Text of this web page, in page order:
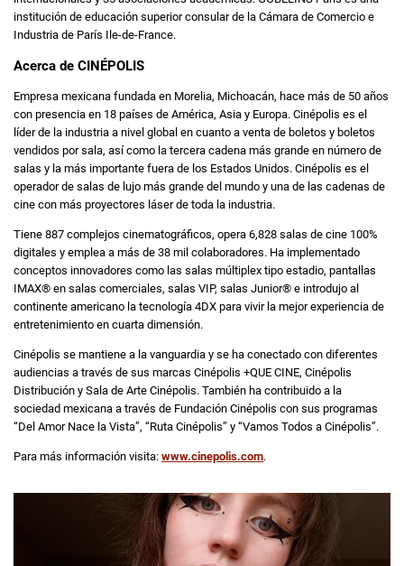
institución de educación superior consular de la Cámara de Comercio e
Industria de París Ile-de-France.
Acerca de CINÉPOLIS
Empresa mexicana fundada en Morelia, Michoacán, hace más de 50 años
con presencia en 18 países de América, Asia y Europa. Cinépolis es el
líder de la industria a nivel global en cuanto a venta de boletos y boletos
vendidos por sala, así como la tercera cadena más grande en número de
salas y la más importante fuera de los Estados Unidos. Cinépolis es el
operador de salas de lujo más grande del mundo y una de las cadenas de
cine con más proyectores láser de toda la industria.
Tiene 887 complejos cinematográficos, opera 6,828 salas de cine 100%
digitales y emplea a más de 38 mil colaboradores. Ha implementado
conceptos innovadores como las salas múltiplex tipo estadio, pantallas
IMAX®️ en salas comerciales, salas VIP, salas Junior®️ e introdujo al
continente americano la tecnología 4DX para vivir la mejor experiencia de
entretenimiento en cuarta dimensión.
Cinépolis se mantiene a la vanguardia y se ha conectado con diferentes
audiencias a través de sus marcas Cinépolis +QUE CINE, Cinépolis
Distribución y Sala de Arte Cinépolis. También ha contribuido a la
sociedad mexicana a través de Fundación Cinépolis con sus programas
“Del Amor Nace la Vista”, “Ruta Cinépolis” y “Vamos Todos a Cinépolis”.
Para más información visita: www.cinepolis.com.